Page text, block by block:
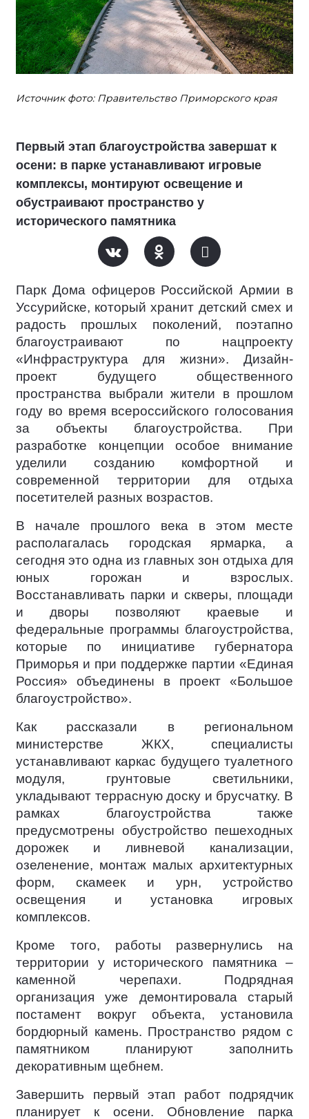
Источник фото: Правительство Приморского края
Первый этап благоустройства завершат к
осени: в парке устанавливают игровые
комплексы, монтируют освещение и
обустраивают пространство у
исторического памятника
Парк Дома офицеров Российской Армии в
Уссурийске, который хранит детский смех и
радость прошлых поколений, поэтапно
благоустраивают по нацпроекту
«Инфраструктура для жизни». Дизайн-
проект будущего общественного
пространства выбрали жители в прошлом
году во время всероссийского голосования
за объекты благоустройства. При
разработке концепции особое внимание
уделили созданию комфортной и
современной территории для отдыха
посетителей разных возрастов.
В начале прошлого века в этом месте
располагалась городская ярмарка, а
сегодня это одна из главных зон отдыха для
юных горожан и взрослых.
Восстанавливать парки и скверы, площади
и дворы позволяют краевые и
федеральные программы благоустройства,
которые по инициативе губернатора
Приморья и при поддержке партии «Единая
Россия» объединены в проект «Большое
благоустройство».
Как рассказали в региональном
министерстве ЖКХ, специалисты
устанавливают каркас будущего туалетного
модуля, грунтовые светильники,
укладывают террасную доску и брусчатку. В
рамках благоустройства также
предусмотрены обустройство пешеходных
дорожек и ливневой канализации,
озеленение, монтаж малых архитектурных
форм, скамеек и урн, устройство
освещения и установка игровых
комплексов.
Кроме того, работы развернулись на
территории у исторического памятника –
каменной черепахи. Подрядная
организация уже демонтировала старый
постамент вокруг объекта, установила
бордюрный камень. Пространство рядом с
памятником планируют заполнить
декоративным щебнем.
Завершить первый этап работ подрядчик
планирует к осени. Обновление парка